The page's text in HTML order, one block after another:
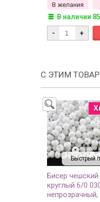
В желания
В наличии
- +
С ЭТИМ
Быстрый
Бисер чешский
круглый 6/0
непрозрачный,